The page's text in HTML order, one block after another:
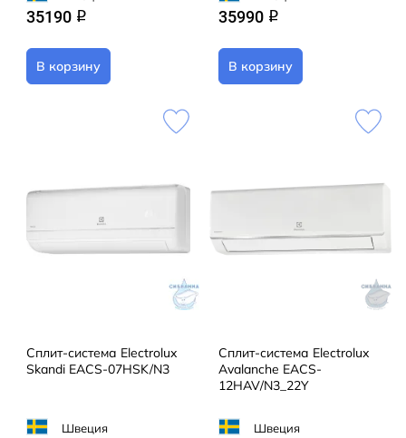
35190 q
В корзину
35990 q
В корзину
Сплит-система Electrolux
Skandi EACS-07HSK/N3
Швеция
Сплит-система Electrolux
Avalanche EACS-
12HAV/N3_22Y
Швеция